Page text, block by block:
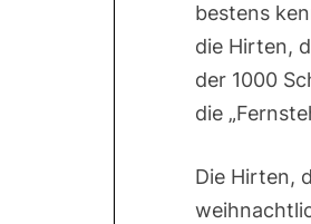
bestens
die Hirten,
der 1000
die
Die Hirten,